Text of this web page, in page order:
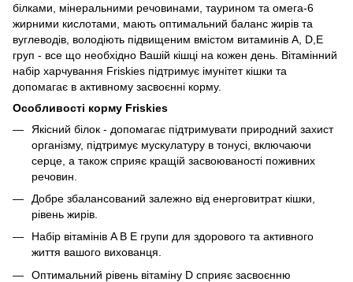
білками, мінеральними речовинами, таурином та омега-6
жирними кислотами, мають оптимальний баланс жирів та
вуглеводів, володіють підвищеним вмістом витаминів А, D,Е
груп - все що необхідно Вашій кішці на кожен день. Вітамінний
набір харчування Friskies підтримує імунітет кішки та
допомагає в активному засвоєнні корму.
Особливості корму Friskies
Якісний білок - допомагає підтримувати природний захист
організму, підтримує мускулатуру в тонусі, включаючи
серце, а також сприяє кращій засвоюваності поживних
речовин.
Добре збалансований залежно від енерговитрат кішки,
рівень жирів.
Набір вітамінів A B E групи для здорового та активного
життя вашого вихованця.
Оптимальний рівень вітаміну D сприяє засвоєнню